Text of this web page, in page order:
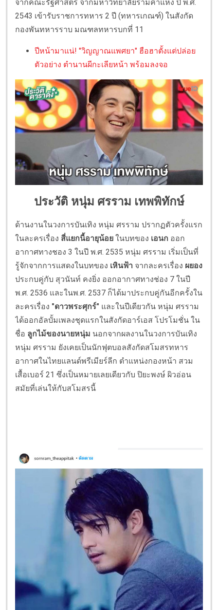
จากคณะรัฐศาสตร์ จากมหาวิทยาลัยรามคำแหง ปี พ.ศ.
2543 เข้ารับราชการทหาร 2 ปี (ทหารเกณฑ์) ในสังกัด
กองพันทหารราบ มณฑลทหารบกที่ 11
ปีหน้ามาแน่! "วิญญาณแพศยา" ฮือฮาตั้งแต่ปล่อย
ตัวอย่าง ตำนานผีกะเลียหน้า พร้อมลงจอ
ประวัติ หนุ่ม ศรราม เทพพิทักษ์
ด้านงานในวงการบันเทิง หนุ่ม ศรราม ปรากฏตัวครั้งแรก
ในละครเรื่อง สี่แยกนี้อายุน้อย ในบทของ เอนก ออก
อากาศทางชอง 3 ในปี พ.ศ. 2535 หนุ่ม ศรราม เริ่มเป็นที่
รู้จักจากการแสดงในบทของ เหินฟ้า จากละครเรื่อง ผยอง
ประกบคู่กับ สุวนันท์ คงยิ่ง ออกอากาศทางช่อง 7 ในปี
พ.ศ. 2536 และในพ.ศ. 2537 ก็ได้มาประกบคู่กันอีกครั้งใน
ละครเรื่อง "ดาวพระศุกร์" และในปีเดียวกัน หนุ่ม ศรราม
ได้ออกอัลบั้มเพลงชุดแรกในสังกัดอาร์เอส โปรโมชั่น ใน
ชื่อ ลูกไม้ของนายหนุ่ม นอกจากผลงานในวงการบันเทิง
หนุ่ม ศรราม ยังเคยเป็นนักฟุตบอลสังกัดสโมสรทหาร
อากาศในไทยแลนด์พรีเมียร์ลีก ตำแหน่งกองหน้า สวม
เสื้อเบอร์ 21 ซึ่งเป็นหมายเลยเดียวกับ ปิยะพงษ์ ผิวอ่อน
สมัยที่เล่นให้กับสโมสรนี้